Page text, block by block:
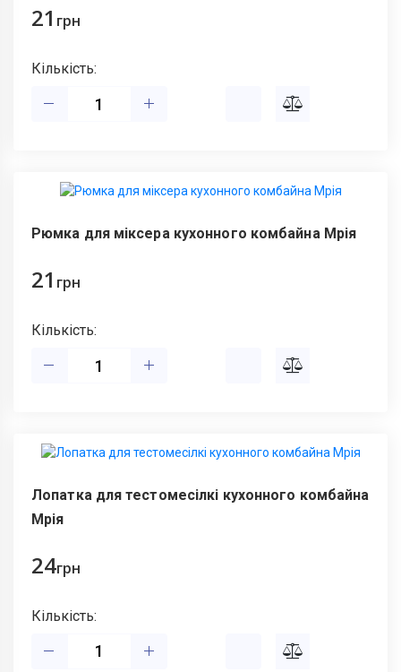
21 грн
Кількість:
Рюмка для міксера кухонного комбайна Мрія
21 грн
Кількість:
Лопатка для тестомесілкі кухонного комбайна
Мрія
24грн
Кількість: